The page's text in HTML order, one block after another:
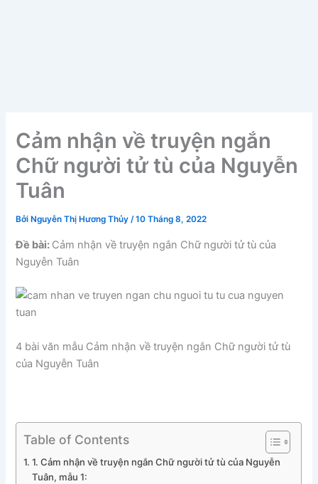
Cảm nhận về truyện ngắn
Chữ người tử tù của Nguyễn
Tuân
Bởi Nguyễn Thị Hương Thủy/10 Tháng 8, 2022
Đề bài: Cảm nhận về truyện ngắn Chữ người tử tù của
Nguyễn Tuân
4 bài văn mẫu Cảm nhận về truyện ngắn Chữ người tử tù
của Nguyễn Tuân
Table of Contents
1. Cảm nhận về truyện ngắn Chữ người tử tù của Nguyễn
Tuân, mẫu 1: